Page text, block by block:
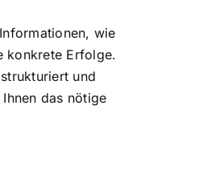
wie
konkrete Erfolge.
und
das nötige